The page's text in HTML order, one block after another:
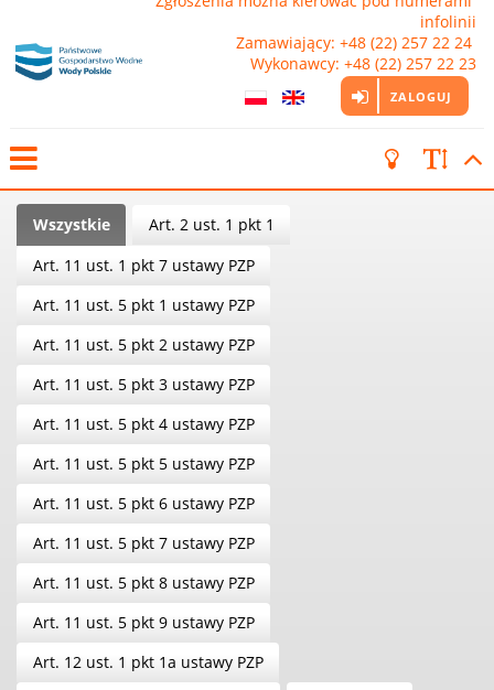
infolinii
Zamawiający: +48 (22) 257 22 24
Wykonawcy: +48 (22) 257 22 23
ZALOGUJ
Wszystkie
Art. 2 ust. 1 pkt 1
Art. 11 ust. 1 pkt 7 ustawy PZP
Art. 11 ust. 5 pkt 1 ustawy PZP
Art. 11 ust. 5 pkt 2 ustawy PZP
Art. 11 ust. 5 pkt 3 ustawy PZP
Art. 11 ust. 5 pkt 4 ustawy PZP
Art. 11 ust. 5 pkt 5 ustawy PZP
Art. 11 ust. 5 pkt 6 ustawy PZP
Art. 11 ust. 5 pkt 7 ustawy PZP
Art. 11 ust. 5 pkt 8 ustawy PZP
Art. 11 ust. 5 pkt 9 ustawy PZP
Art. 12 ust. 1 pkt 1a ustawy PZP